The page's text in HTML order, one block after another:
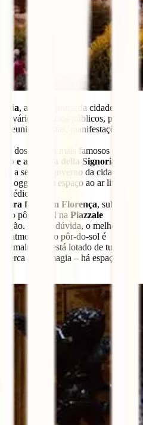
, a antiga praça da cidade
vários edifícios públicos, pelo
reuniões, festas, manifestações e
dos lugares mais famosos de
e a Loggia della Signoria
a sede do governo da cidade e
Loggia é um espaço ao ar livre
Médici.
para fazer em Florença, subir
o pôr-do-sol na Piazzale
É, sem dúvida, o melhor
a atmosfera ao pôr-do-sol é
está lotado de turistas,
a sua magia – há espaço para